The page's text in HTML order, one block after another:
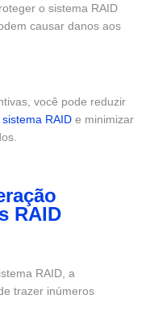
o sistema RAID
causar danos aos
você pode reduzir
RAID e minimizar
RAID
RAID, a
trazer inúmeros